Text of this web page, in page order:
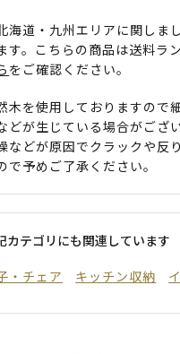
海道・九州エリアに関しま
す。こちらの商品は送料ラ
をご確認ください。
木を使用しておりますので
どが生じている場合がござ
などが原因でクラックや反
で予めご了承ください。
カテゴリにも関連しています
・チェア
キッチン収納